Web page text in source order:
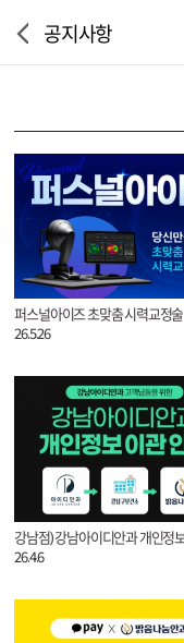
공지사항
퍼스널아이즈 초맞춤 시력교정술
26.5.26
26.4.6